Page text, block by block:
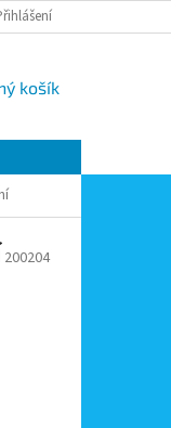
MOJE OBJEDNÁVKA
košík
200204